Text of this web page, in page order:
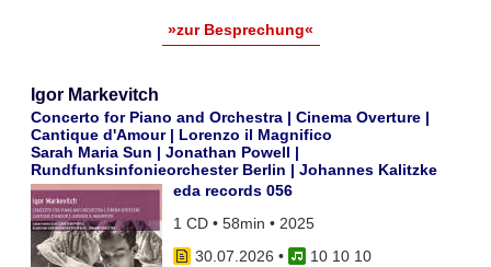
»zur Besprechung«
Igor Markevitch
Concerto for Piano and Orchestra | Cinema Overture |
Cantique d'Amour | Lorenzo il Magnifico
Sarah Maria Sun | Jonathan Powell |
Rundfunksinfonieorchester Berlin | Johannes Kalitzke
eda records 056
1 CD • 58min • 2025
30.07.2026 •
10 10 10